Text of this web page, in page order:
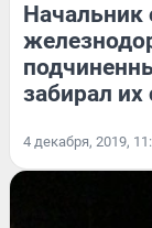
Начальник
забирал их
4 декабря, 2019,